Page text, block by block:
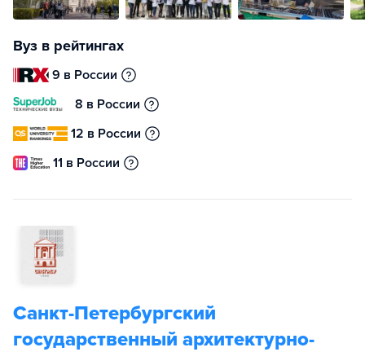
Вуз в рейтингах
9 в России
8 в России
12 в России
11 в России
Санкт-Петербургский
государственный архитектурно-